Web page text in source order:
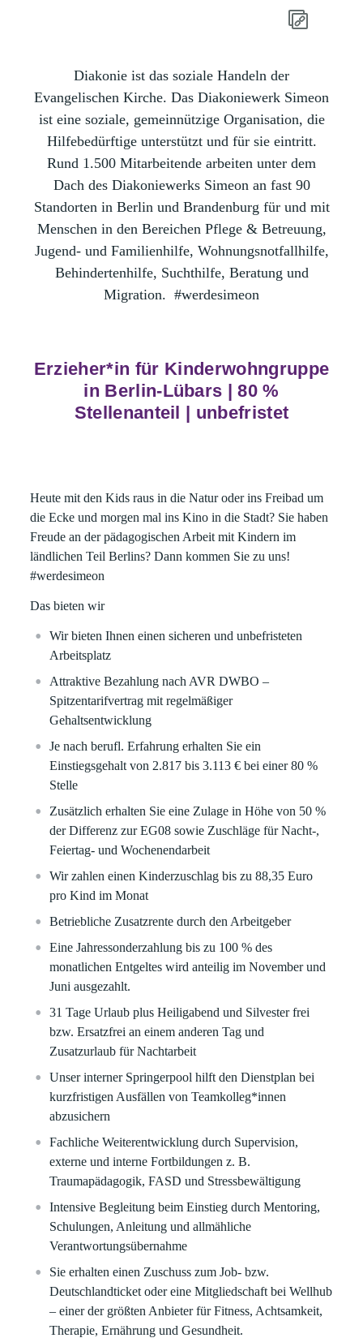
Diakonie ist das soziale Handeln der
Evangelischen Kirche. Das Diakoniewerk Simeon
ist eine soziale, gemeinnützige Organisation, die
Hilfebedürftige unterstützt und für sie eintritt.
Rund 1.500 Mitarbeitende arbeiten unter dem
Dach des Diakoniewerks Simeon an fast 90
Standorten in Berlin und Brandenburg für und mit
Menschen in den Bereichen Pflege & Betreuung,
Jugend- und Familienhilfe, Wohnungsnotfallhilfe,
Behindertenhilfe, Suchthilfe, Beratung und
Migration. #werdesimeon
Erzieher*in für Kinderwohngruppe
in Berlin-Lübars | 80 %
Stellenanteil | unbefristet
Heute mit den Kids raus in die Natur oder ins Freibad um
die Ecke und morgen mal ins Kino in die Stadt? Sie haben
Freude an der pädagogischen Arbeit mit Kindern im
ländlichen Teil Berlins? Dann kommen Sie zu uns!
#werdesimeon
Das bieten wir
Wir bieten Ihnen einen sicheren und unbefristeten
Arbeitsplatz
Attraktive Bezahlung nach AVR DWBO –
Spitzentarifvertrag mit regelmäßiger
Gehaltsentwicklung
Je nach berufl. Erfahrung erhalten Sie ein
Einstiegsgehalt von 2.817 bis 3.113 € bei einer 80 %
Stelle
Zusätzlich erhalten Sie eine Zulage in Höhe von 50 %
der Differenz zur EG08 sowie Zuschläge für Nacht-,
Feiertag- und Wochenendarbeit
Wir zahlen einen Kinderzuschlag bis zu 88,35 Euro
pro Kind im Monat
Betriebliche Zusatzrente durch den Arbeitgeber
Eine Jahressonderzahlung bis zu 100 % des
monatlichen Entgeltes wird anteilig im November und
Juni ausgezahlt.
31 Tage Urlaub plus Heiligabend und Silvester frei
bzw. Ersatzfrei an einem anderen Tag und
Zusatzurlaub für Nachtarbeit
Unser interner Springerpool hilft den Dienstplan bei
kurzfristigen Ausfällen von Teamkolleg*innen
abzusichern
Fachliche Weiterentwicklung durch Supervision,
externe und interne Fortbildungen z. B.
Traumapädagogik, FASD und Stressbewältigung
Intensive Begleitung beim Einstieg durch Mentoring,
Schulungen, Anleitung und allmähliche
Verantwortungsübernahme
Sie erhalten einen Zuschuss zum Job- bzw.
Deutschlandticket oder eine Mitgliedschaft bei Wellhub
– einer der größten Anbieter für Fitness, Achtsamkeit,
Therapie, Ernährung und Gesundheit.